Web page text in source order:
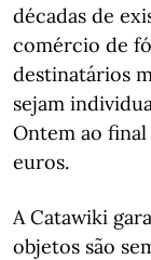
décadas de
comércio de
destinatários
sejam
Ontem ao final
euros.
A Catawiki
objetos são